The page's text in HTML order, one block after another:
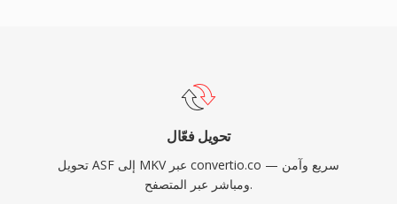
ومكتبات الوسائط الشخصية.
تحويل فعّال
تحويل ASF إلى MKV عبر convertio.co — سريع وآمن
ومباشر عبر المتصفح.